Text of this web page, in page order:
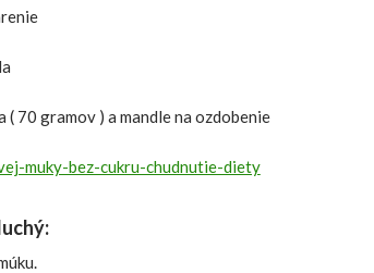
70 gramov ) a mandle na ozdobenie